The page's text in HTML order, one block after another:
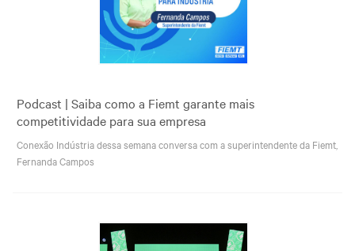
Podcast | Saiba como a Fiemt garante mais
competitividade para sua empresa
Conexão Indústria dessa semana conversa com a superintendente da Fiemt,
Fernanda Campos